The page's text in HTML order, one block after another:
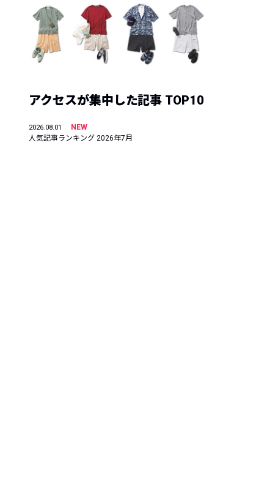
アクセスが集中した記事 TOP10
2026.08.01
NEW
人気記事ランキング 2026年7月